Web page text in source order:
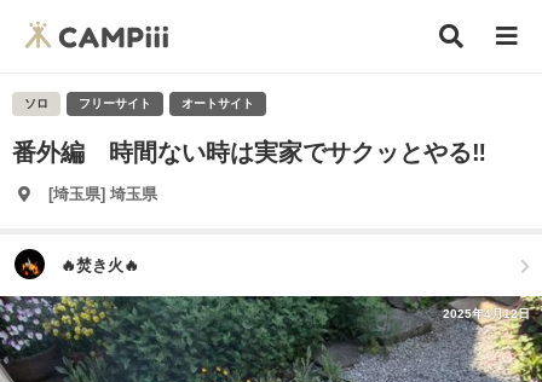
ソロ フリーサイト オートサイト
番外編 時間ない時は実家でサクッとやる‼️
[埼玉県] 埼玉県
🔥焚き火🔥
2025年4月12日